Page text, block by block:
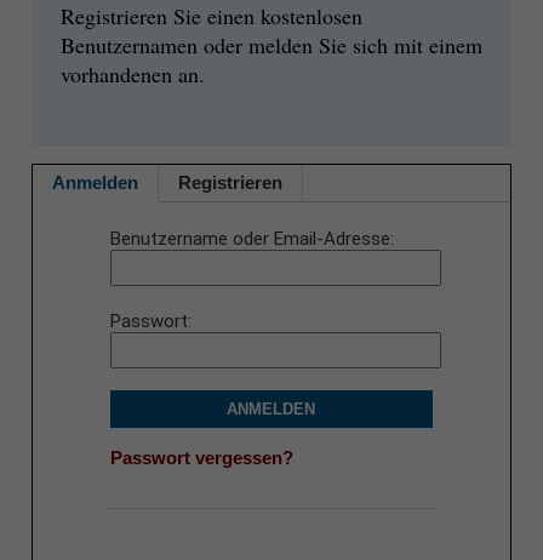
Registrieren Sie einen kostenlosen
Benutzernamen oder melden Sie sich mit einem
vorhandenen an.
Anmelden Registrieren
Benutzername oder Email-Adresse
Passwort
ANMELDEN
Passwort vergessen?